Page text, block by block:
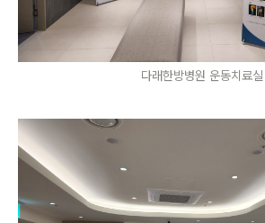
다래한방병원 운동치료실